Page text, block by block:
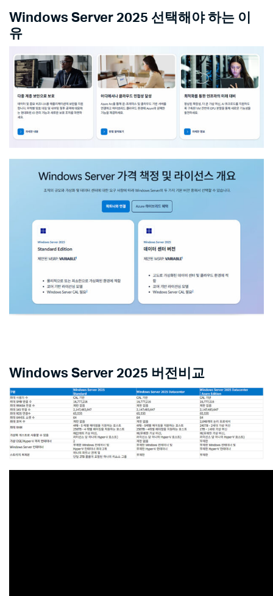
Windows Server 2025 선택해야 하는 이
유
Windows Server 2025 버전비교